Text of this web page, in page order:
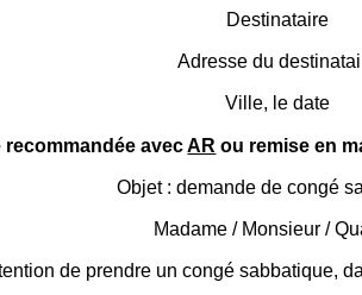
Destinataire
Adresse du
Ville, le date
recommandée avecAR ou remise en
Objet : demande de congé
Madame / Monsieur /
de prendre un congé sabbatique,